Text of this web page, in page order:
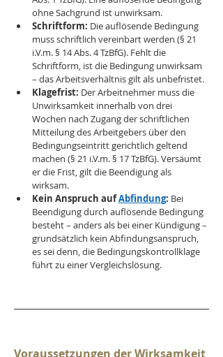
ohne Sachgrund ist unwirksam.
Schriftform: Die auflösende Bedingung
muss schriftlich vereinbart werden (§ 21
i.V.m. § 14 Abs. 4 TzBfG). Fehlt die
Schriftform, ist die Bedingung unwirksam
– das Arbeitsverhältnis gilt als unbefristet.
Klagefrist: Der Arbeitnehmer muss die
Unwirksamkeit innerhalb von drei
Wochen nach Zugang der schriftlichen
Mitteilung des Arbeitgebers über den
Bedingungseintritt gerichtlich geltend
machen (§ 21 i.V.m. § 17 TzBfG). Versäumt
er die Frist, gilt die Beendigung als
wirksam.
Kein Anspruch auf Abfindung: Bei
Beendigung durch auflösende Bedingung
besteht – anders als bei einer Kündigung –
grundsätzlich kein Abfindungsanspruch,
es sei denn, die Bedingungskontrollklage
führt zu einer Vergleichslösung.
Voraussetzungen der Wirksamkeit